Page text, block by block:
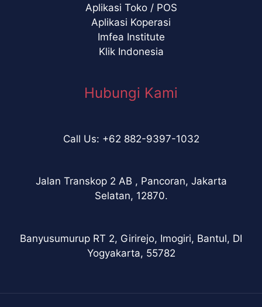
Aplikasi Toko / POS
Aplikasi Koperasi
Imfea Institute
Klik Indonesia
Hubungi Kami
Call Us: +62 882-9397-1032
Jalan Transkop 2 AB , Pancoran, Jakarta
Selatan, 12870.
Banyusumurup RT 2, Girirejo, Imogiri, Bantul, DI
Yogyakarta, 55782